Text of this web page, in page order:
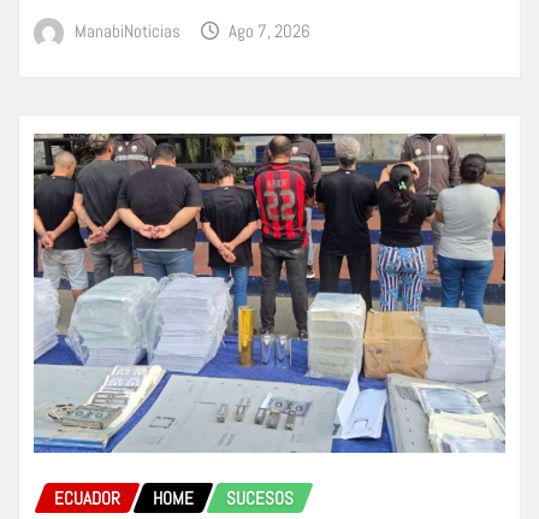
ManabiNoticias Ago 7, 2026
ECUADOR HOME SUCESOS